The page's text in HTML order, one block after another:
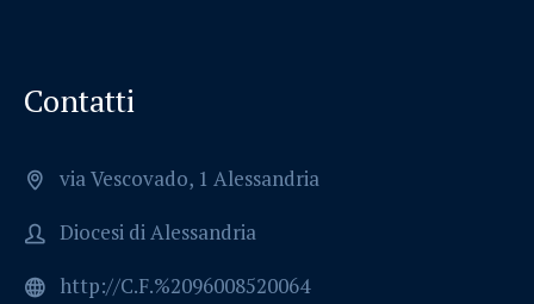
Contatti
via Vescovado, 1 Alessandria
Diocesi di Alessandria
http://C.F.%2096008520064